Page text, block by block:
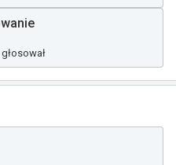
głosował